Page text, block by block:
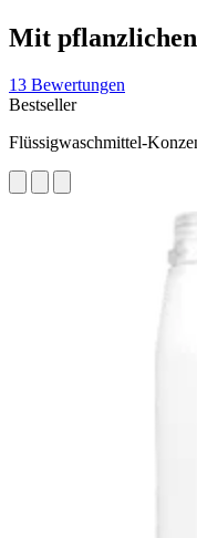
Mit
13 Bewertungen
Bestseller
Flüssigwaschmittel-